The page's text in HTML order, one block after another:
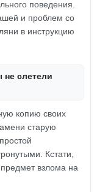
поведения.
и проблем со
в инструкцию
не слетели
копию своих
старую
Кстати,
взлома на